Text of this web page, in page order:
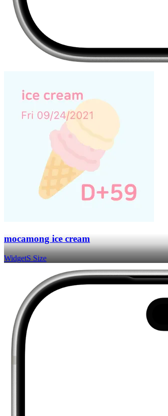
mocamong ice cream
WidgetS Size